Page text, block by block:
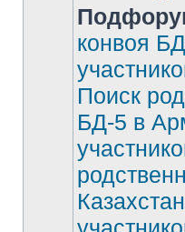
Нет
непрочитанных
конвоя
Поиск
БД-5 в